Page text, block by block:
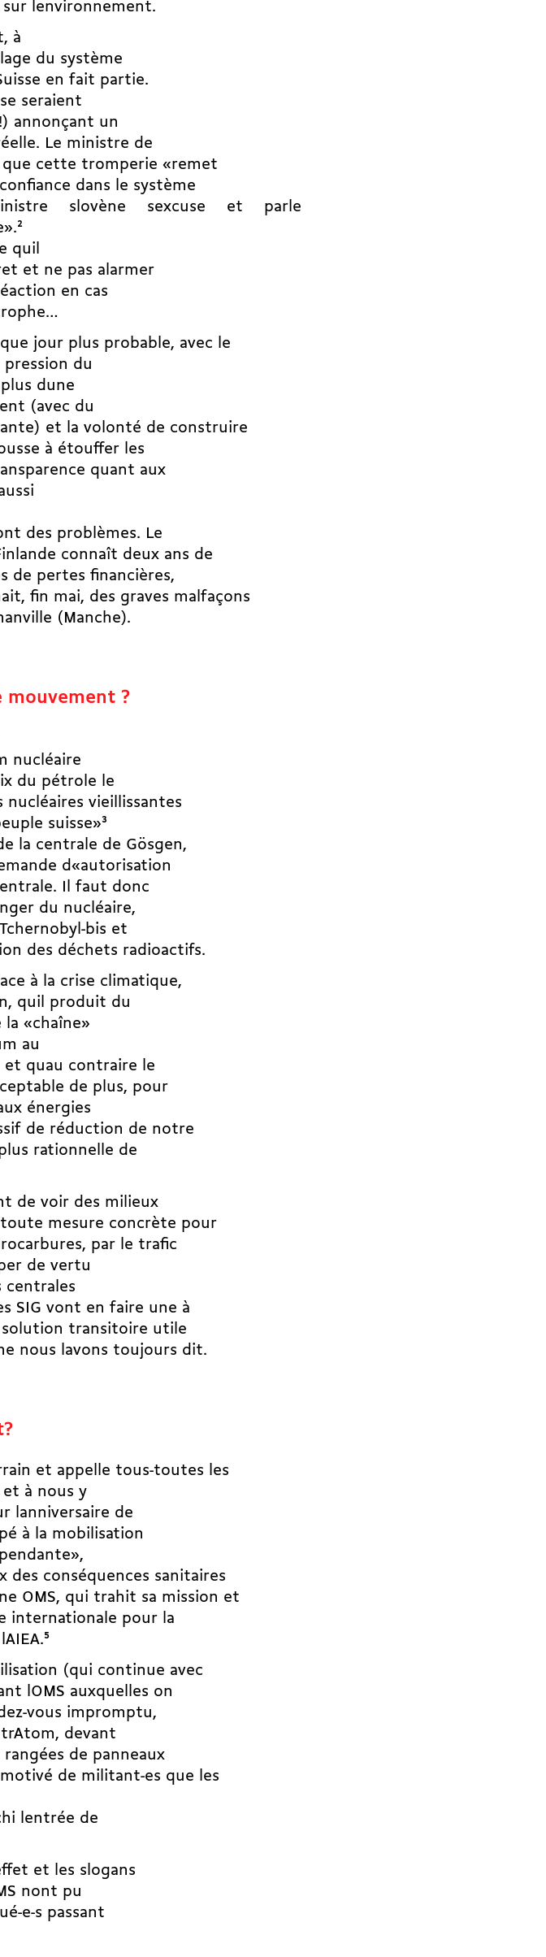
lenvironnement.
à
du système
en fait partie.
seraient
annonçant un
Le ministre de
que cette tromperie «remet
dans le système
slovène sexcuse et parle
2
et ne pas alarmer
en cas
jour plus probable, avec le
du
dune
(avec du
et la volonté de construire
à étouffer les
quant aux
des problèmes. Le
connaît deux ans de
de pertes financières,
fin mai, des graves malfaçons
(Manche).
mouvement ?
nucléaire
du pétrole le
vieillissantes
suisse»3
la centrale de Gösgen,
d«autorisation
Il faut donc
du nucléaire,
bis et
des déchets radioactifs.
à la crise climatique,
quil produit du
la «chaîne»
au
quau contraire le
de plus, pour
énergies
de réduction de notre
rationnelle de
de voir des milieux
mesure concrète pour
par le trafic
de vertu
centrales
SIG vont en faire une à
solution transitoire utile
nous lavons toujours dit.
et appelle tous-toutes les
à nous y
lanniversaire de
à la mobilisation
des conséquences sanitaires
OMS, qui trahit sa mission et
internationale pour la
5
(qui continue avec
lOMS auxquelles on
vous impromptu,
devant
rangées de panneaux
de militant-es que les
lentrée de
et les slogans
nont pu
e-s passant